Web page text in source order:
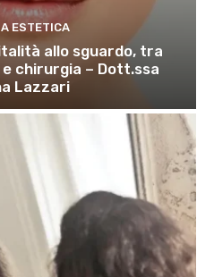
ESTETICA
allo sguardo, tra
chirurgia – Dott.ssa
Lazzari